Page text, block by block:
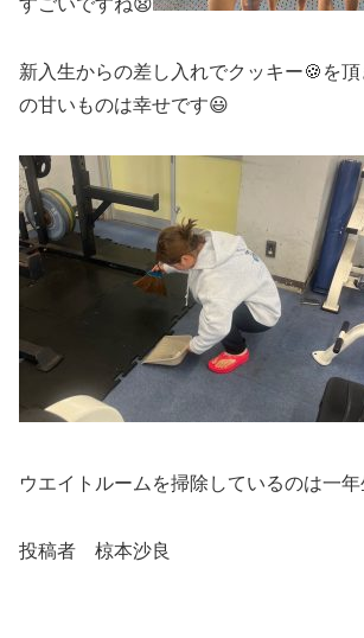
新入生からの差し入れでクッキー🍪を
の甘いものは幸せです😃
ウエイトルームを掃除しているのは一
投稿者 椋本沙良